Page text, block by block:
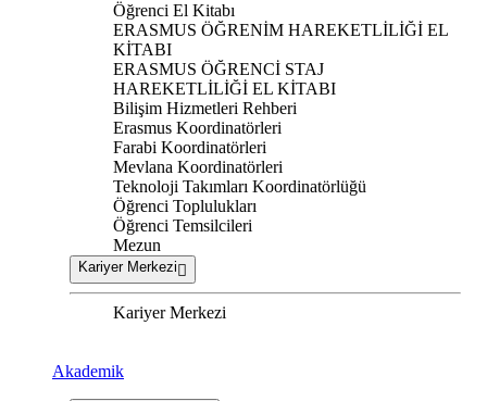
Öğrenci El Kitabı
ERASMUS ÖĞRENİM HAREKETLİLİĞİ EL
KİTABI
ERASMUS ÖĞRENCİ STAJ
HAREKETLİLİĞİ EL KİTABI
Bilişim Hizmetleri Rehberi
Erasmus Koordinatörleri
Farabi Koordinatörleri
Mevlana Koordinatörleri
Teknoloji Takımları Koordinatörlüğü
Öğrenci Toplulukları
Öğrenci Temsilcileri
Mezun
Kariyer Merkezi
Kariyer Merkezi
Akademik